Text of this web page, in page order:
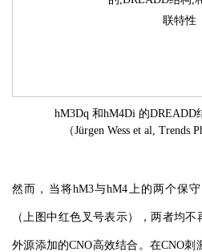
hM3Dq 和hM4Di 的DREADD
（Jürgen Wess et al, Trends
然而，当将hM3与hM4上的两个保
（上图中红色叉号表示），两者均
外源添加的CNO高效结合。在CNO